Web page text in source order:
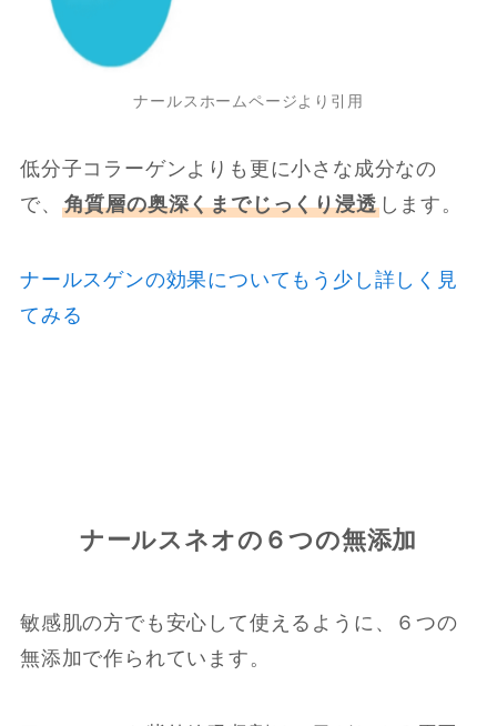
ナールスホームページより引用
低分子コラーゲンよりも更に小さな成分なの
で、 角質層の奥深くまでじっくり浸透します。
ナールスゲンの効果についてもう少し詳しく見
てみる
ナールスネオの６つの無添加
敏感肌の方でも安心して使えるように、６つの
無添加で作られています。